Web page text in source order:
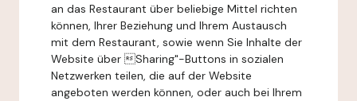
an das Restaurant über beliebige Mittel richten
können, Ihrer Beziehung und Ihrem Austausch
mit dem Restaurant, sowie wenn Sie Inhalte der
Website über Sharing"-Buttons in sozialen
Netzwerken teilen, die auf der Website
angeboten werden können, oder auch bei Ihrem